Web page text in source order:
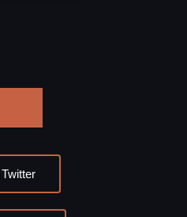
Twitter